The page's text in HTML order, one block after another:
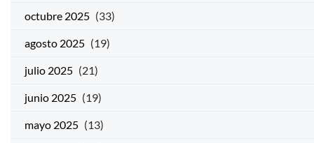
octubre 2025 (33)
agosto 2025 (19)
julio 2025 (21)
junio 2025 (19)
mayo 2025 (13)